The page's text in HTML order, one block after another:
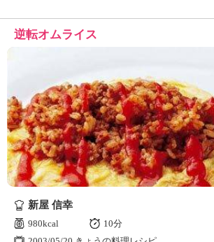
逆転オムライス
新屋 信幸
980kcal
10分